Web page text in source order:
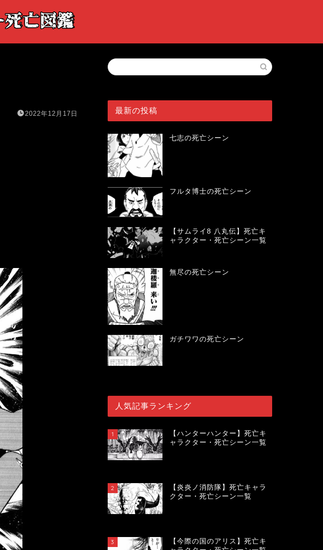
2022年12月17日 最新の投稿
七志の死亡シーン
フルタ博士の死亡シーン
【サムライ8 八丸伝】死亡キ
ャラクター・死亡シーン一覧
無尽の死亡シーン
ガチワワの死亡シーン
人気記事ランキング
1
【ハンターハンター】死亡キ
ャラクター・死亡シーン一覧
2
【炎炎ノ消防隊】死亡キャラ
クター・死亡シーン一覧
3
【今際の国のアリス】死亡キ